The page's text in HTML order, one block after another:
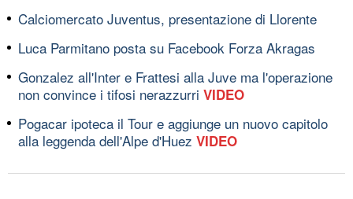
Calciomercato Juventus, presentazione di Llorente
Luca Parmitano posta su Facebook Forza Akragas
Gonzalez all'Inter e Frattesi alla Juve ma l'operazione
non convince i tifosi nerazzurri VIDEO
Pogacar ipoteca il Tour e aggiunge un nuovo capitolo
alla leggenda dell'Alpe d'Huez VIDEO